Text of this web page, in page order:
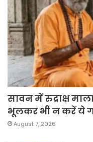
सावन में रुद्राक्ष
भूलकर भी न करें ये
August 7, 2026